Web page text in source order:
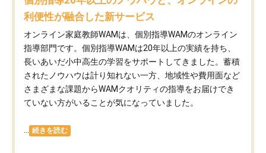
利便性が融合した新サービス
オンライン家庭教師WAMは、個別指導WAMのオンライン
指導部門です。個別指導WAMは20年以上の実績を持ち、
長いあいだ小中高生の学習をサポートしてきました。蓄積
されたノウハウは計り知れない一方、地域性や費用面など
さまざまな課題からWAMクオリティの指導をお届けでき
ていない方がいることが気になっていました。
続きを読む